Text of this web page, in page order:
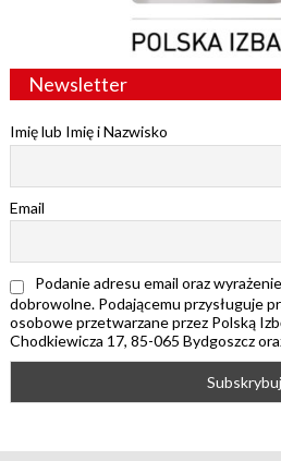
Newsletter
Imię lub Imię i Nazwisko
Email
Podanie adresu email oraz
dobrowolne. Podającemu przysługuje
osobowe przetwarzane przez Polską
Chodkiewicza 17, 85-065 Bydgoszcz